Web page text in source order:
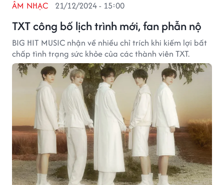
TXT công bố lịch trình mới, fan phẫn nộ
ÂM NHẠC 21/12/2024 - 15:00
BIG HIT MUSIC nhận về nhiều chỉ trích khi kiếm lợi bất
chấp tình trạng sức khỏe của các thành viên TXT.